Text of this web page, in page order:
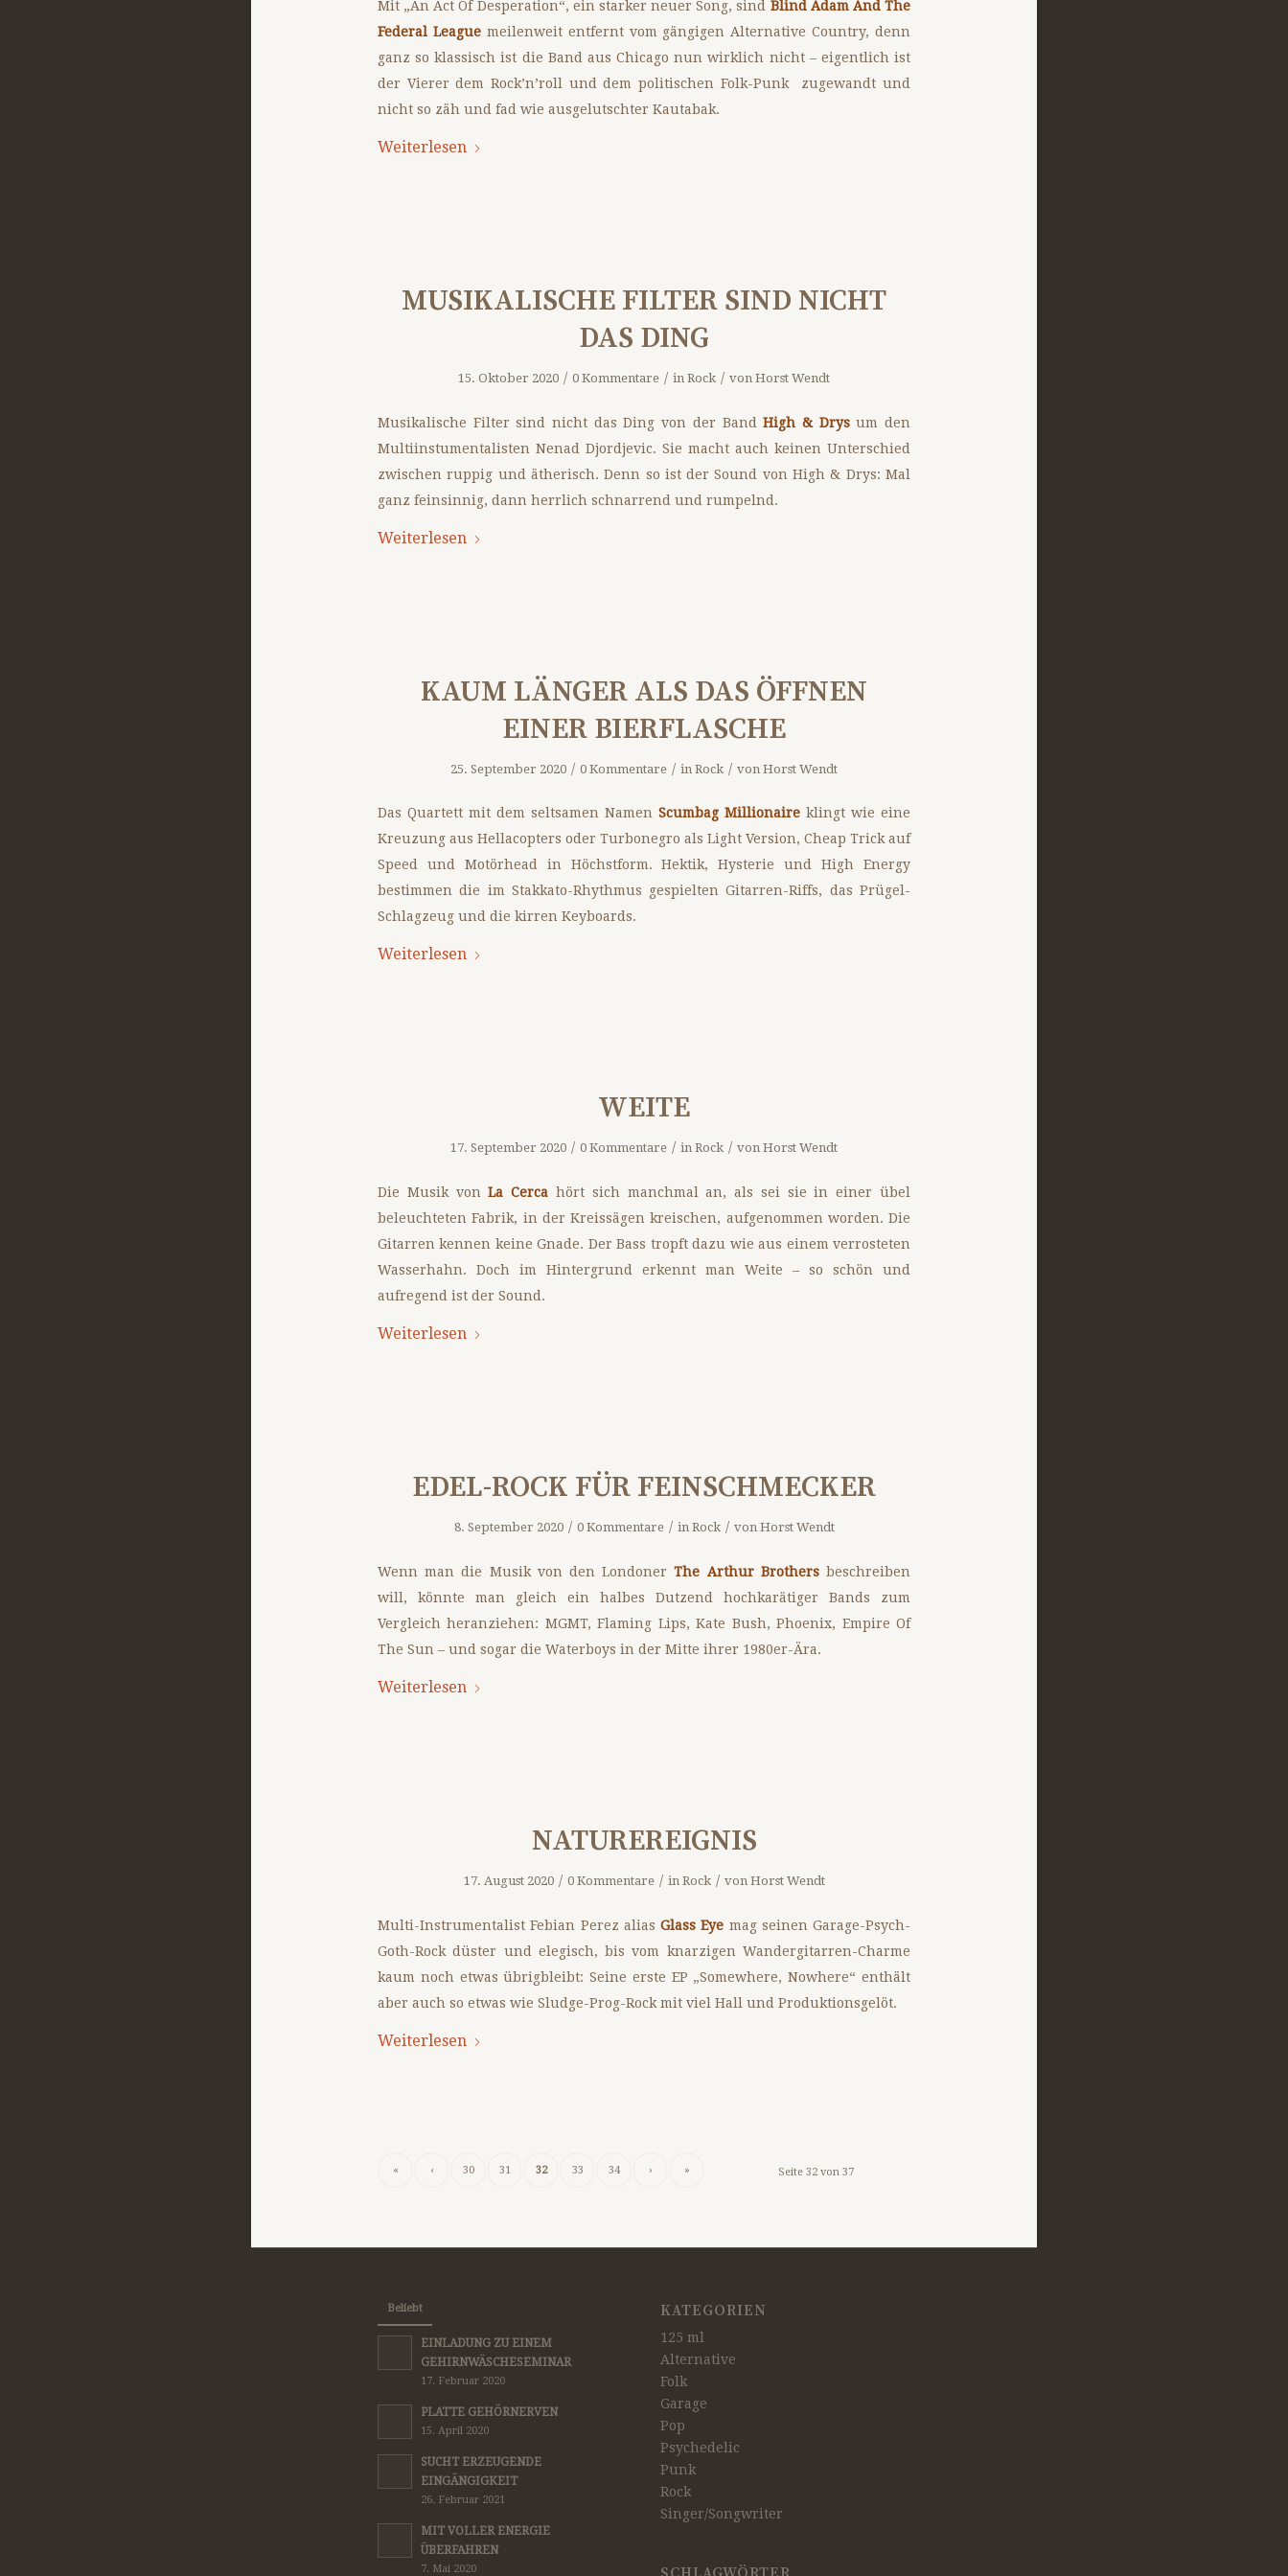
Mit „An Act Of Desperation“, ein starker neuer Song, sind Blind Adam And The
Federal Leaguemeilenweit entfernt vom gängigen Alternative Country, denn
ganz so klassisch ist die Band aus Chicago nun wirklich nicht – eigentlich ist
der Vierer dem Rock’n’roll und dem politischen Folk-Punk zugewandt und
nicht so zäh und fad wie ausgelutschter Kautabak.
Weiterlesen
MUSIKALISCHE FILTER SIND NICHT
DAS DING
15. Oktober 2020 / 0 Kommentare / in Rock / von Horst Wendt
Musikalische Filter sind nicht das Ding von der BandHigh & Drysum den
Multiinstumentalisten Nenad Djordjevic. Sie macht auch keinen Unterschied
zwischen ruppig und ätherisch. Denn so ist der Sound von High & Drys: Mal
ganz feinsinnig, dann herrlich schnarrend und rumpelnd.
Weiterlesen
KAUM LÄNGER ALS DAS ÖFFNEN
EINER BIERFLASCHE
25. September 2020 / 0 Kommentare / in Rock / von Horst Wendt
Das Quartett mit dem seltsamen Namen Scumbag Millionaire klingt wie eine
Kreuzung aus Hellacopters oder Turbonegro als Light Version, Cheap Trick auf
Speed und Motörhead in Höchstform. Hektik, Hysterie und High Energy
bestimmen die im Stakkato-Rhythmus gespielten Gitarren-Riffs, das Prügel-
Schlagzeug und die kirren Keyboards.
Weiterlesen
WEITE
17. September 2020 / 0 Kommentare / in Rock / von Horst Wendt
Die Musik vonLa Cerca hört sich manchmal an, als sei sie in einer übel
beleuchteten Fabrik, in der Kreissägen kreischen, aufgenommen worden. Die
Gitarren kennen keine Gnade. Der Bass tropft dazu wie aus einem verrosteten
Wasserhahn. Doch im Hintergrund erkennt man Weite – so schön und
aufregend ist der Sound.
Weiterlesen
EDEL-ROCK FÜR FEINSCHMECKER
8. September 2020 / 0 Kommentare / in Rock / von Horst Wendt
Wenn man die Musik von den LondonerThe Arthur Brothersbeschreiben
will, könnte man gleich ein halbes Dutzend hochkarätiger Bands zum
Vergleich heranziehen: MGMT, Flaming Lips, Kate Bush, Phoenix, Empire Of
The Sun – und sogar die Waterboys in der Mitte ihrer 1980er-Ära.
Weiterlesen
NATUREREIGNIS
17. August 2020 / 0 Kommentare / in Rock / von Horst Wendt
Multi-Instrumentalist Febian Perez alias Glass Eye mag seinen Garage-Psych-
Goth-Rock düster und elegisch, bis vom knarzigen Wandergitarren-Charme
kaum noch etwas übrigbleibt: Seine erste EP „Somewhere, Nowhere“ enthält
aber auch so etwas wie Sludge-Prog-Rock mit viel Hall und Produktionsgelöt.
Weiterlesen
Seite 32 von 37
« ‹ 30 31 32 33 34 › »
Beliebt
EINLADUNG ZU EINEM
GEHIRNWÄSCHESEMINAR
17. Februar 2020
PLATTE GEHÖRNERVEN
15. April 2020
SUCHT ERZEUGENDE
EINGÄNGIGKEIT
26. Februar 2021
MIT VOLLER ENERGIE
ÜBERFAHREN
7. Mai 2020
KATEGORIEN
125 ml
Alternative
Folk
Garage
Pop
Psychedelic
Punk
Rock
Singer/Songwriter